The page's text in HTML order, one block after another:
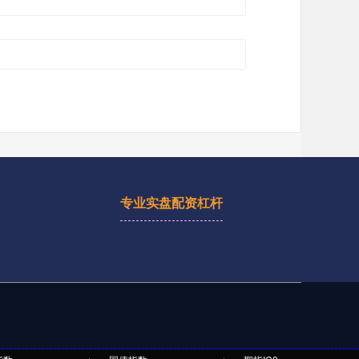
专业实盘配资杠杆